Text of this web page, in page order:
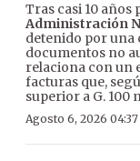
Tras casi 10
Administración
detenido por una
documentos no
relaciona con un
facturas que,
superior a G. 100
Agosto 6, 2026 04:37